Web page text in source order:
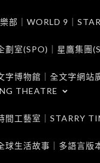
部｜WORLD 9｜
劃室(SPO)｜星鷹集團
字博物館｜全文字網站
THEATRE
間工藝室｜STARRY
球生活故事｜多語言